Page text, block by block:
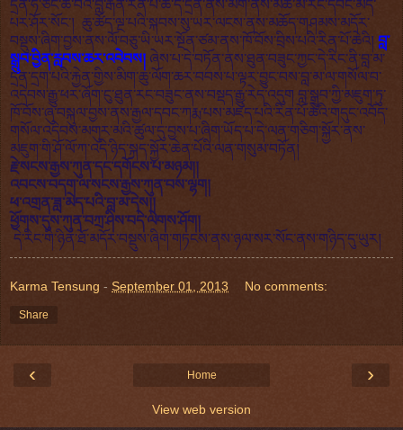
དྲིན་ཧ་ཅང་ཆེ་བའི་བླ་རྒན་རིན་པོ་ཆེ་དེ་དྲན་ནས་མིག་ནས་མཆི་མ་རང་དབང་མེད་
པར་ཤོར་སོང་། ཆུ་ཚོད་ལྔ་པའི་སྐབས་སུ་ཡར་ལངས་ནས་མཆོད་གཤམས་མདོར་
བསྡུས་ཞིག་བྱས་ནས་ལོ་བཅུ་ཡི་ཡར་སྔོན་ཙམ་ནས་ཁོ་བོས་བྲིས་པའི་རིན་པོ་ཆེའི། བླ་
སྒྲུབ་བྱིན་རླབས་ཆར་འབེབས། ཞེས་པ་དེ་བཏོན་ནས་ཐུན་བཟུང་ཀྱང་དེ་རིང་ནི་བླ་མ་
དྲན་དྲག་པའི་རྐྱེན་གྱིས་མིག་ཆུ་ལོག་ཆར་བབས་པ་ལྟར་བྱུང་བས་བླ་མ་ལ་གསོལ་བ་
འདེབས་རྒྱུ་ཕར་ཞོག་ངུ་ཐུན་རང་བཟུང་ནས་བསྡད་རྒྱུ་རེད་འདུག བླ་སྒྲུབ་ཀྱི་མཇུག་ཏུ་
ཁོ་བོས་ཞུ་བསྐུལ་བྱས་ནས་རྒྱལ་དབང་ཀརྨ་པས་མཛད་པའི་རིན་པོ་ཆེའི་གདུང་འབོད་
གསོལ་འདེབས་མགུར་མའི་ཚུལ་དུ་བྱས་པ་ཞིག་ཡོད་པ་དེ་ལན་གཅིག་སྐྱོར་ནས་
མཇུག་གི་ཤོ་ལོ་ཀ་འདི་ཉིད་སྐད་སྐྱོར་ཆེན་པོའི་ལན་གསུམ་བཏོན།
རྗེ་སངས་རྒྱས་ཀུན་དང་དགོངས་པ་མཉམ།།
འབངས་བདག་ལ་སངས་རྒྱས་ཀུན་བས་ལྷག།
ཕ་འགྲན་ཟླ་མེད་པའི་བླ་མ་དེས།།
ཕྱོགས་དུས་ཀུན་བཀྲ་ཤིས་བདེ་ལེགས་ཤོག།
དེ་རིང་གི་ཉིན་ཐོ་མདོར་བསྡུས་ཞིག་གཏངས་ནས་ཉལ་སར་སོང་ནས་གཉིད་དུ་ཡུར།
Karma Tensung - September 01, 2013 No comments:
Share
‹ ›
Home
View web version